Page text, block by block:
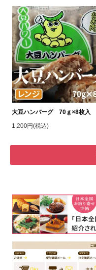
大豆ハンバーグ 70ｇ×8枚入
1,200円(税込)